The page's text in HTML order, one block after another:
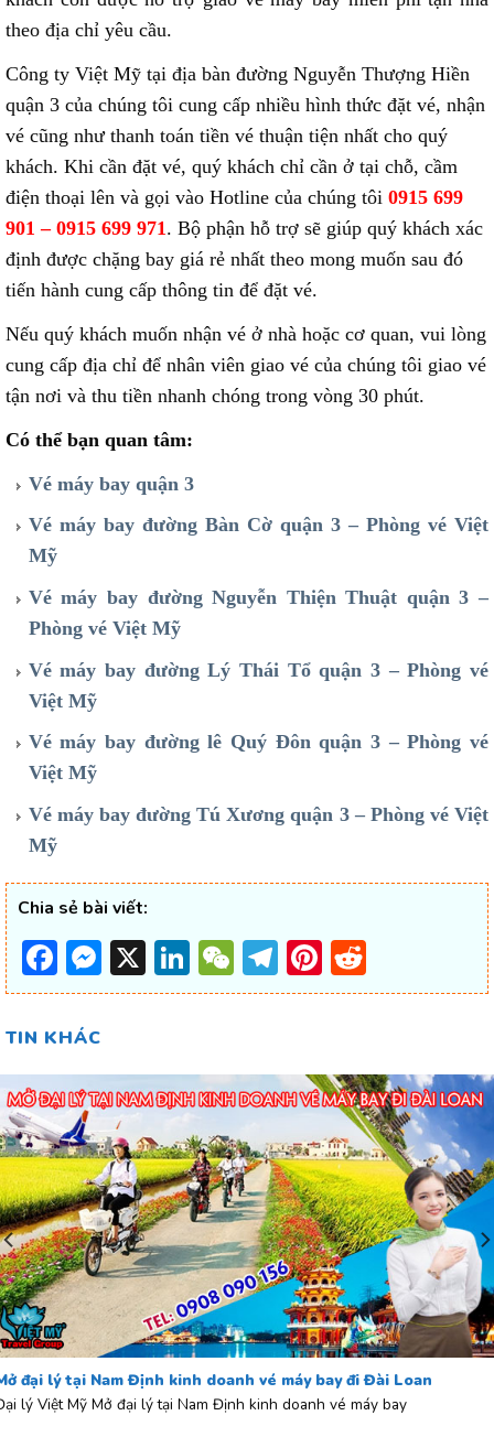
theo địa chỉ yêu cầu.
Công ty Việt Mỹ tại địa bàn đường Nguyễn Thượng Hiền
quận 3 của chúng tôi cung cấp nhiều hình thức đặt vé, nhận
vé cũng như thanh toán tiền vé thuận tiện nhất cho quý
khách. Khi cần đặt vé, quý khách chỉ cần ở tại chỗ, cầm
điện thoại lên và gọi vào Hotline của chúng tôi 0915 699
901 – 0915 699 971 . Bộ phận hỗ trợ sẽ giúp quý khách xác
định được chặng bay giá rẻ nhất theo mong muốn sau đó
tiến hành cung cấp thông tin để đặt vé.
Nếu quý khách muốn nhận vé ở nhà hoặc cơ quan, vui lòng
cung cấp địa chỉ để nhân viên giao vé của chúng tôi giao vé
tận nơi và thu tiền nhanh chóng trong vòng 30 phút.
Có thể bạn quan tâm:
Vé máy bay quận 3
Vé máy bay đường Bàn Cờ quận 3 – Phòng vé Việt
Mỹ
Vé máy bay đường Nguyễn Thiện Thuật quận 3 –
Phòng vé Việt Mỹ
Vé máy bay đường Lý Thái Tổ quận 3 – Phòng vé
Việt Mỹ
Vé máy bay đường lê Quý Đôn quận 3 – Phòng vé
Việt Mỹ
Vé máy bay đường Tú Xương quận 3 – Phòng vé Việt
Mỹ
Chia sẻ bài viết:
Facebook
Messenger
X LinkedIn
WeChat
Telegram
Pinterest
TIN KHÁC
đại lý tại Nam Định kinh doanh vé máy bay đi Đài Loan
lý Việt Mỹ Mở đại lý tại Nam Định kinh doanh vé máy bay